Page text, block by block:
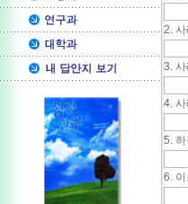
2.
3.
4.
5.
6.